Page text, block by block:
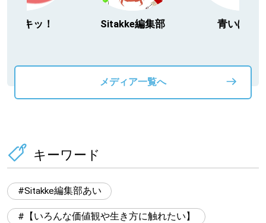
キッ！ Sitakke編集部 青いぽすと
メディア一覧へ
キーワード
Sitakke編集部あい
【いろんな価値観や生き方に触れたい】